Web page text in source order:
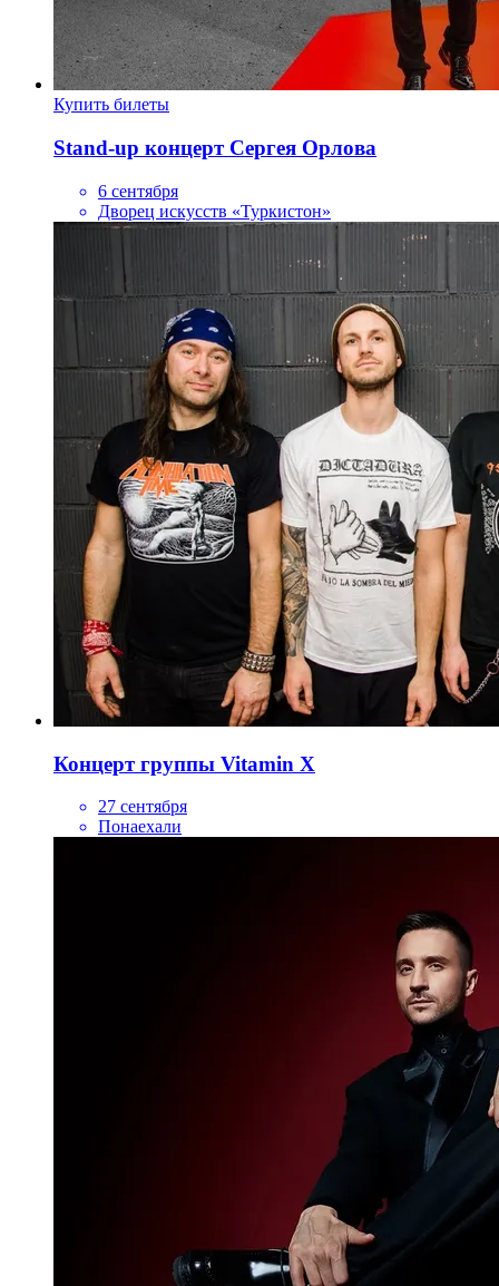
Купить билеты
Stand-up концерт Сергея Орлова
6 сентября
Дворец искусств «Туркистон»
Концерт группы Vitamin X
27 сентября
Понаехали